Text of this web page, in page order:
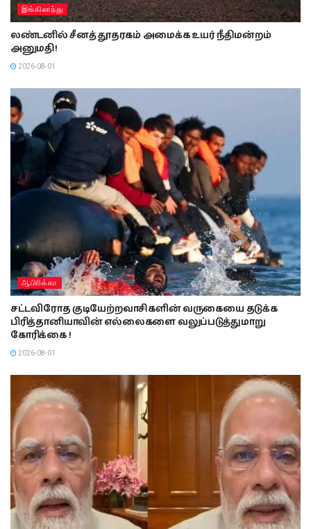
இங்கிலாந்து
லண்டனில் சீனத் தூதரகம் அமைக்க உயர் நீதிமன்றம்
அனுமதி!
2026-08-01
ஆபிாிக்கா
சட்டவிரோத குடியேற்றவாசிகளின் வருகையை தடுக்க
பிரித்தானியாவின் எல்லைகளை வலுப்படுத்துமாறு
கோரிக்கை !
2026-08-01